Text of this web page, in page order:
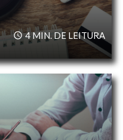
4MIN. DE LEITURA